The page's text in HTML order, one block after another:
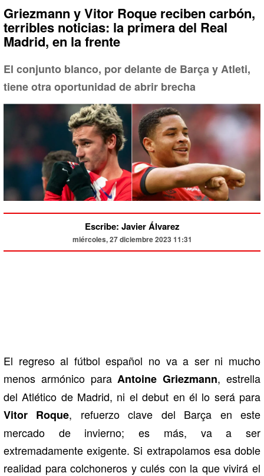
Griezmann y Vitor Roque reciben carbón,
terribles noticias: la primera del Real
Madrid, en la frente
El conjunto blanco, por delante de Barça y Atleti,
tiene otra oportunidad de abrir brecha
Escribe: Javier Álvarez
miércoles, 27 diciembre 2023 11:31
El regreso al fútbol español no va a ser ni mucho
menos armónico para Antoine Griezmann, estrella
del Atlético de Madrid, ni el debut en él lo será para
Vitor Roque, refuerzo clave del Barça en este
mercado de invierno; es más, va a ser
extremadamente exigente. Si extrapolamos esa doble
realidad para colchoneros y culés con la que vivirá el